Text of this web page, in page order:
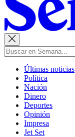
Últimas noticias
Política
Nación
Dinero
Deportes
Opinión
Impresa
Jet Set